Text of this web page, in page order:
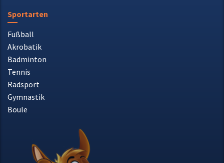
Sportarten
Fußball
Akrobatik
Badminton
Tennis
Radsport
Gymnastik
Boule